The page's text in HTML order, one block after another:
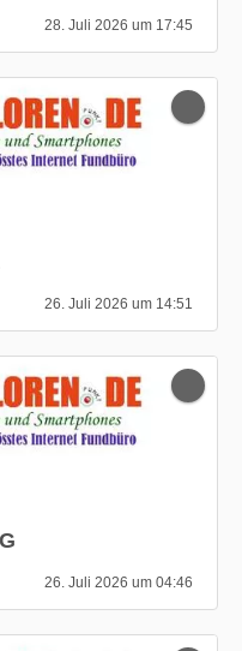
28. Juli 2026 um 17:45
26. Juli 2026 um 14:51
26. Juli 2026 um 04:46